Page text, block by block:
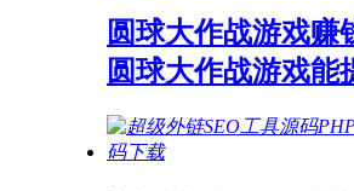
圆球大作战游戏赚
圆球大作战游戏能